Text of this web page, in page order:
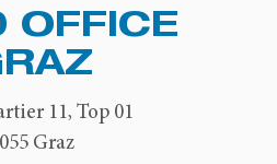
OFFICE
11, Top 01
Graz